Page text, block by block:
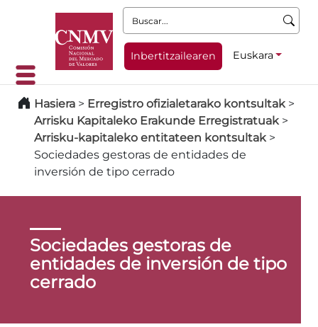
Buscar:
Inbertitzailearen Euskara
Hasiera > Erregistro ofizialetarako kontsultak>
Arrisku Kapitaleko Erakunde Erregistratuak>
Arrisku-kapitaleko entitateen kontsultak>
Sociedades gestoras de entidades de
inversión de tipo cerrado
Sociedades gestoras de
entidades de inversión de tipo
cerrado